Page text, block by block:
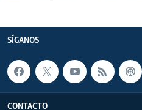
SÍGANOS
CONTACTO